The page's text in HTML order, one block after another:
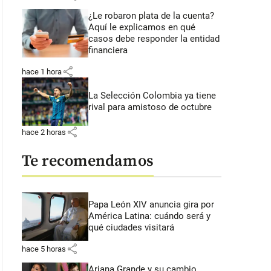
¿Le robaron plata de la cuenta?
Aquí le explicamos en qué
casos debe responder la entidad
financiera
hace 1 hora share
La Selección Colombia ya tiene
rival para amistoso de octubre
hace 2 horas share
Te recomendamos
Papa León XIV anuncia gira por
América Latina: cuándo será y
qué ciudades visitará
hace 5 horas share